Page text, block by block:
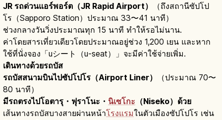
JR รถด่วนแอร์พอร์ต（JR Rapid Airport）
（ถึงสถานีซัปโป
โร（Sapporo Station）ประมาณ 33〜41 นาที）
ช่วงกลางวันวิ่งประมาณทุก 15 นาที ทำให้รอไม่นาน.
ค่าโดยสารเที่ยวเดียวโดยประมาณอยู่ช่วง 1,200 เยน และหาก
ใช้ที่นั่งจอง「uシート（u-seat）」จะมีค่าใช้จ่ายเพิ่ม.
เดินทางด้วยรถบัส
รถบัสสนามบินไปซัปโปโร（Airport Liner）
（ประมาณ 70〜
80 นาที）
มีรถตรงไปโอตารุ・ฟุราโนะ・ นิเซโกะ （Niseko）ด้วย
เส้นทางรถบัสบางสายผ่านหน้าโรงแรมในตัวเมืองซัปโปโร เช่น